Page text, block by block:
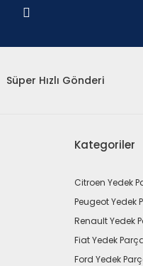
Süper Hızlı Gönderi
Kategoriler
Citroen Yedek
Peugeot Yedek
Renault Yedek
Fiat Yedek
Ford Yedek